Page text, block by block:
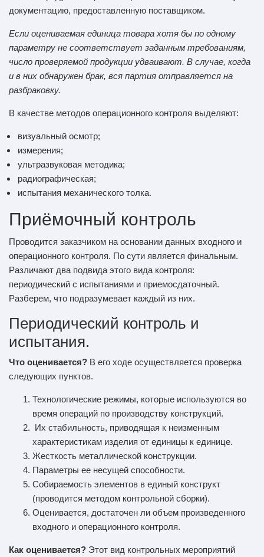
документацию, предоставленную поставщиком.
Если оцениваемая единица товара хотя бы по одному
параметру не соответствует заданным требованиям,
число проверяемой продукции удваивают. В случае, когда
и в них обнаружен брак, вся партия отправляется на
разбраковку.
В качестве методов операционного контроля выделяют:
визуальный осмотр;
измерения;
ультразвуковая методика;
радиографическая;
испытания механического толка.
Приёмочный контроль
Проводится заказчиком на основании данных входного и
операционного контроля. По сути является финальным.
Различают два подвида этого вида контроля:
периодический с испытаниями и приемосдаточный.
Разберем, что подразумевает каждый из них.
Периодический контроль и
испытания.
Что оценивается? В его ходе осуществляется проверка
следующих пунктов.
Технологические режимы, которые используются во
время операций по производству конструкций.
Их стабильность, приводящая к неизменным
характеристикам изделия от единицы к единице.
Жесткость металлической конструкции.
Параметры ее несущей способности.
Собираемость элементов в единый конструкт
(проводится методом контрольной сборки).
Оценивается, достаточен ли объем произведенного
входного и операционного контроля.
Как оценивается? Этот вид контрольных мероприятий